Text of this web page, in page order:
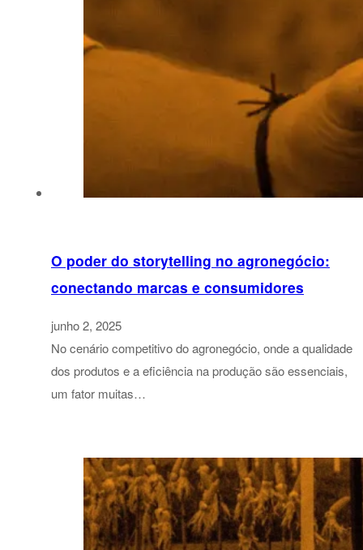
O poder do storytelling no agronegócio:
conectando marcas e consumidores
junho 2, 2025
No cenário competitivo do agronegócio, onde a qualidade
dos produtos e a eficiência na produção são essenciais,
um fator muitas…